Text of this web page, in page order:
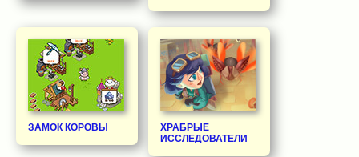
ЗАМОК КОРОВЫ
ХРАБРЫЕ
ИССЛЕДОВАТЕЛИ